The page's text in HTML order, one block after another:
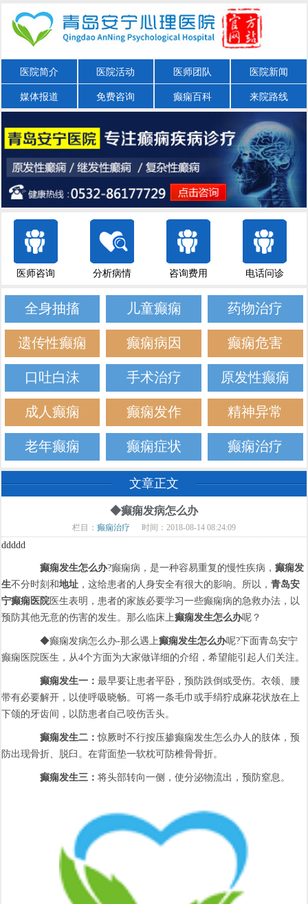
医院简介 医院活动 医师团队 医院新闻
媒体报道 免费咨询 癫痫百科 来院路线
医师咨询 分析病情 咨询费用 电话问诊
全身抽搐 儿童癫痫 药物治疗
遗传性癫痫 癫痫病因 癫痫危害
口吐白沫 手术治疗 原发性癫痫
成人癫痫 癫痫发作 精神异常
老年癫痫 癫痫症状 癫痫治疗
文章正文
◆癫痫发病怎么办
栏目： 癫痫治疗 时间：2018-08-14 08:24:09
ddddd
癫痫发生怎么办?癫痫病，是一种容易重复的慢性疾病，癫痫发
生不分时刻和地址 ，这给患者的人身安全有很大的影响。所以，青岛安
宁癫痫医院 医生表明，患者的家族必要学习一些癫痫病的急救办法，以
预防其他无意的伤害的发生。那么临床上癫痫发生怎么办呢？
◆癫痫发病怎么办-那么遇上癫痫发生怎么办呢?下面青岛安宁
癫痫医院医生，从4个方面为大家做详细的介绍，希望能引起人们关注。
癫痫发生一：最早要让患者平卧，预防跌倒或受伤。衣领、腰
带有必要解开，以使呼吸晓畅。可将一条毛巾或手绢狞成麻花状放在上
下颌的牙齿间，以防患者自己咬伤舌头。
癫痫发生二：惊厥时不行按压掺癫痫发生怎么办人的肢体，预
防出现骨折、脱臼。在背面垫一软枕可防椎骨骨折。
癫痫发生三：将头部转向一侧，使分泌物流出，预防窒息。